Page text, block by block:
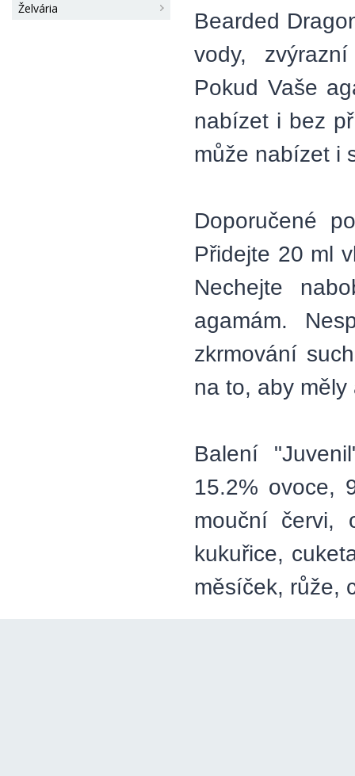
Želvária
Bearded
vody,
Pokud Vaše
nabízet i bez
může nabízet i
Doporučené
Přidejte 20 ml
Nechejte
agamám.
zkrmování
na to, aby
Balení
15.2% ovoce,
mouční červi,
kukuřice,
měsíček, růže,